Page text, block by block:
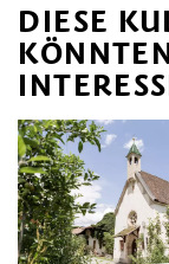
DIESE